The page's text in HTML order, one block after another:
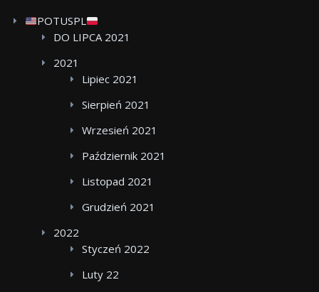
POTUSPL
DO LIPCA 2021
2021
Lipiec 2021
Sierpień 2021
Wrzesień 2021
Październik 2021
Listopad 2021
Grudzień 2021
2022
Styczeń 2022
Luty 22